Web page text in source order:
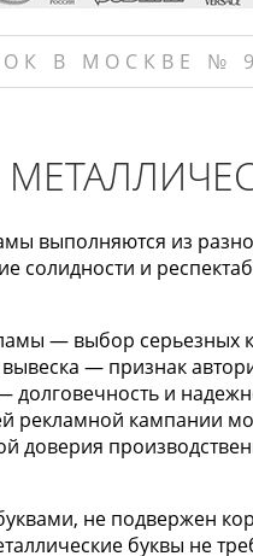
В МОСКВЕ №
выполняются из
солидности и
— выбор серьезных
— признак
и
рекламной кампании
доверия
не подвержен
буквы не